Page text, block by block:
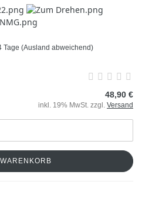
Tage (Ausland abweichend)
48,90 €
inkl. 19% MwSt. zzgl. Versand